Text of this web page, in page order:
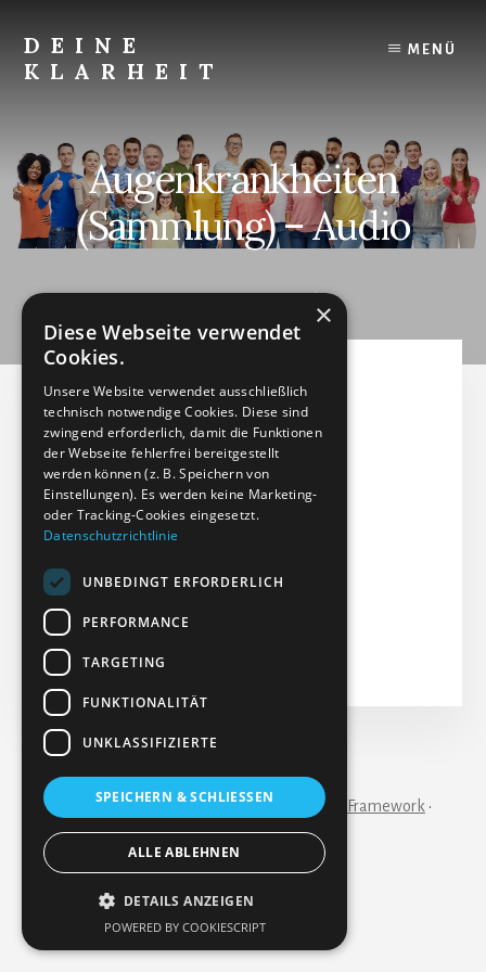
content
DEINE
KLARHEIT
innere
Klarheit.
MENÜ
Augenkrankheiten
(Sammlung) – Audio
OKTOBER 9, 2024 by
Augenkrankheiten
(Sammlung) - Audio
Audiodatei (MP3)
Dateigröße: 19.07 MB
Erstellt: 09-10-2024
Aktualisiert: 09-10-2024
Treffer: 103
Herunterladen
Copyright © 2026 ·Essence Proon Genesis Framework ·
WordPress·Anmelden
×
Diese Webseite verwendet
Cookies.
Unsere Website verwendet ausschließlich
technisch notwendige Cookies. Diese sind
zwingend erforderlich, damit die Funktionen
der Webseite fehlerfrei bereitgestellt
werden können (z. B. Speichern von
Einstellungen). Es werden keine Marketing-
oder Tracking-Cookies eingesetzt.
Datenschutzrichtlinie
UNBEDINGT ERFORDERLICH
PERFORMANCE
TARGETING
FUNKTIONALITÄT
UNKLASSIFIZIERTE
SPEICHERN & SCHLIESSEN
ALLE ABLEHNEN
DETAILS ANZEIGEN
POWERED BY COOKIESCRIPT